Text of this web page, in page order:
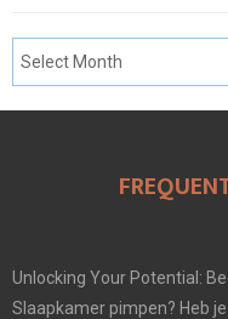
Unlocking Your Potential:
Slaapkamer pimpen? Heb